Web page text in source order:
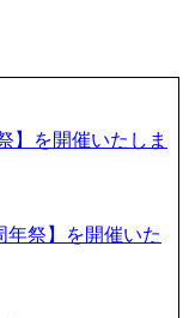
】を開催いたしま
年祭】を開催いた